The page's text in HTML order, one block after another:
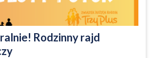
Rodzinny rajd